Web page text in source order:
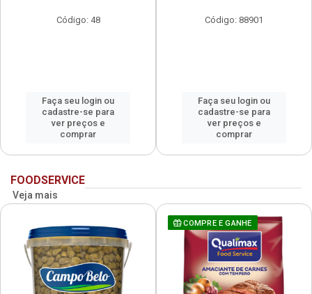
Código: 48
Faça seu login ou
cadastre-se para
ver preços e
comprar
Código: 88901
Faça seu login ou
cadastre-se para
ver preços e
comprar
FOODSERVICE
Veja mais
COMPRE E GANHE